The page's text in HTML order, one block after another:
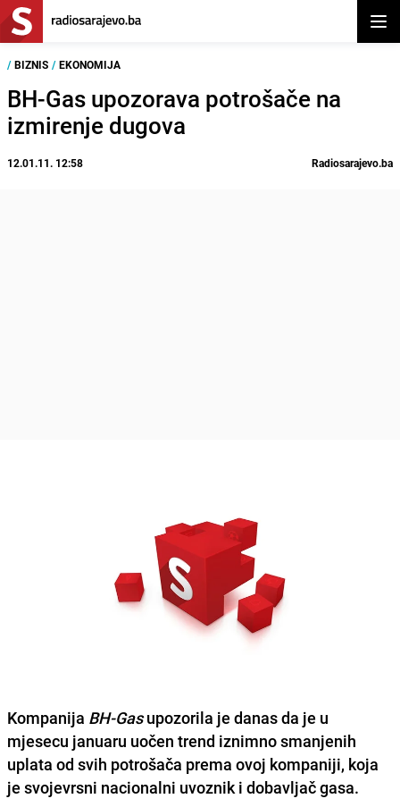
/ BIZNIS / EKONOMIJA
BH-Gas upozorava potrošače na
izmirenje dugova
12.01.11. 12:58 Radiosarajevo.ba
Kompanija BH-Gasupozorila je danas da je u
mjesecu januaru uočen trend iznimno smanjenih
uplata od svih potrošača prema ovoj kompaniji, koja
je svojevrsni nacionalni uvoznik i dobavljač gasa.